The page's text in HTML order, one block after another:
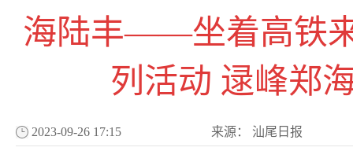
海陆丰——坐着高铁
列活动 逯峰郑
2023-09-26 17:15 来源： 汕尾日报